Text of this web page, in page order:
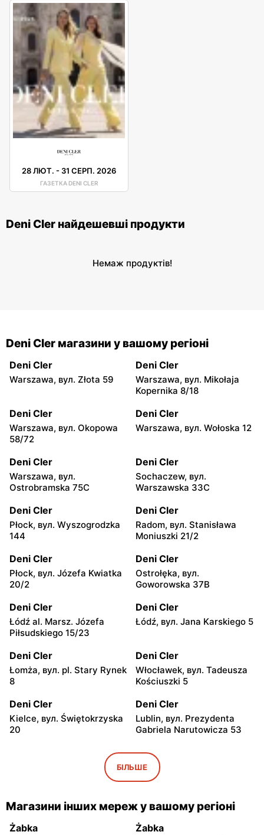
28 ЛЮТ. - 31 СЕРП. 2026
ГАЗЕТКА DENI CLER
Deni Cler найдешевші продукти
Немаж продуктів!
Deni Cler магазини у вашому регіоні
Deni Cler
Warszawa, вул. Złota 59
Deni Cler
Warszawa, вул. Mikołaja
Kopernika 8/18
Deni Cler
Warszawa, вул. Okopowa
58/72
Deni Cler
Warszawa, вул. Wołoska 12
Deni Cler
Warszawa, вул.
Ostrobramska 75C
Deni Cler
Sochaczew, вул.
Warszawska 33C
Deni Cler
Płock, вул. Wyszogrodzka
144
Deni Cler
Radom, вул. Stanisława
Moniuszki 21/2
Deni Cler
Płock, вул. Józefa Kwiatka
20/2
Deni Cler
Ostrołęka, вул.
Goworowska 37B
Deni Cler
Łódź al. Marsz. Józefa
Piłsudskiego 15/23
Deni Cler
Łódź, вул. Jana Karskiego 5
Deni Cler
Łomża, вул. pl. Stary Rynek
8
Deni Cler
Włocławek, вул. Tadeusza
Kościuszki 5
Deni Cler
Kielce, вул. Świętokrzyska
20
Deni Cler
Lublin, вул. Prezydenta
Gabriela Narutowicza 53
Deni Cler
Olsztyn, вул. Juliana
Tuwima 26
Deni Cler
Inowrocław, вул. Ignacego
Paderewskiego 5
Deni Cler
Busko-Zdrój al. Adama
Mickiewicza 4A
БІЛЬШЕ
Магазини інших мереж у вашому регіоні
Żabka Żabka